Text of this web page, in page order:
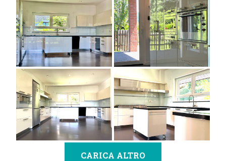
CARICA ALTRO